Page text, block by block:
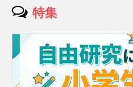
特集